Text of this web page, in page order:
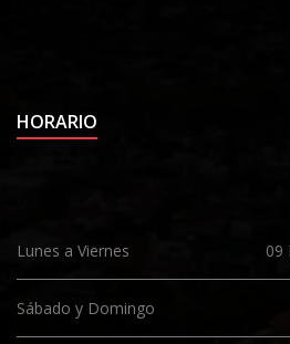
HORARIO
Lunes a Viernes 09
Sábado y Domingo